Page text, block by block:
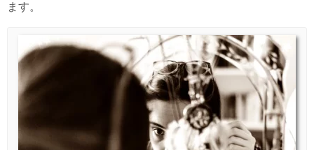
ます。